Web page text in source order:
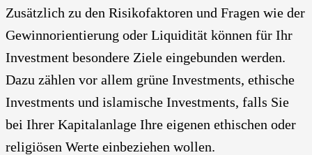
Zusätz­lich zu den Risi­ko­fak­to­ren und Fra­gen wie der
Gewinn­ori­en­tie­rung oder Liqui­di­tät kön­nen für Ihr
Invest­ment beson­de­re Zie­le ein­ge­bun­den wer­den.
Dazu zäh­len vor allem grü­ne Invest­ments, ethi­sche
Invest­ments und isla­mi­sche Invest­ments, falls Sie
bei Ihrer Kapi­tal­an­la­ge Ihre eige­nen ethi­schen oder
reli­giö­sen Wer­te ein­be­zie­hen wol­len.